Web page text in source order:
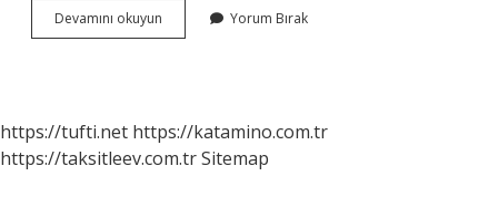
Devamını okuyun
Evvel
Yorum Bırak
https://tufti.net https://katamino.com.tr
https://taksitleev.com.trSitemap